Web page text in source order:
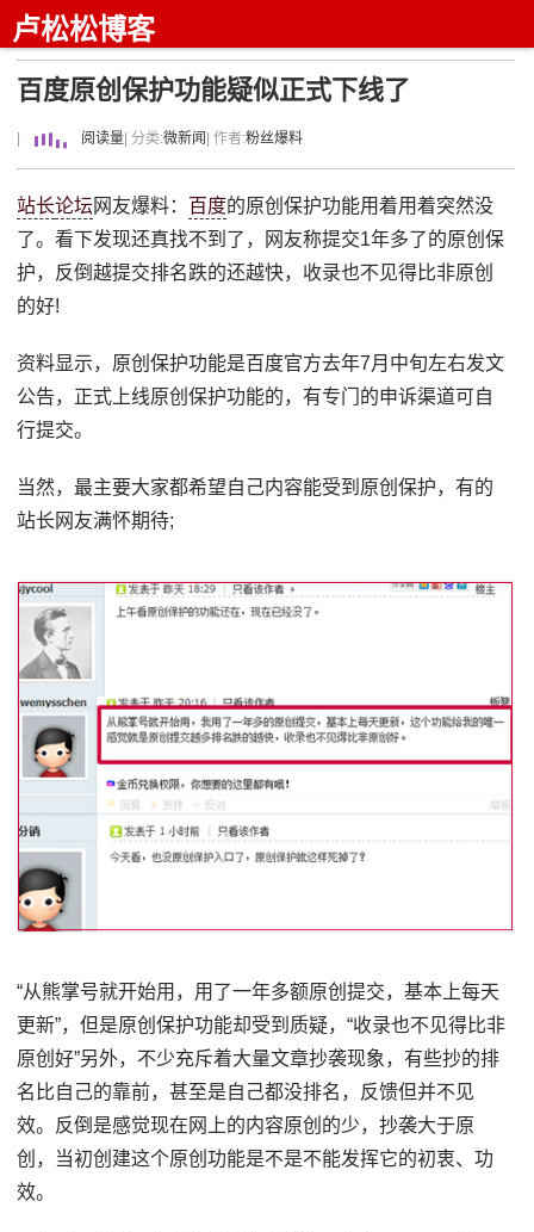
卢松松博客
百度原创保护功能疑似正式下线了
阅读量 | 分类:微新闻 | 作者:粉丝爆料
站长论坛网友爆料： 百度的原创保护功能用着用着突然没
了。看下发现还真找不到了，网友称提交1年多了的原创保
护，反倒越提交排名跌的还越快，收录也不见得比非原创
的好!
资料显示，原创保护功能是百度官方去年7月中旬左右发文
公告，正式上线原创保护功能的，有专门的申诉渠道可自
行提交。
当然，最主要大家都希望自己内容能受到原创保护，有的
站长网友满怀期待;
“从熊掌号就开始用，用了一年多额原创提交，基本上每天
更新”，但是原创保护功能却受到质疑，“收录也不见得比非
原创好”另外，不少充斥着大量文章抄袭现象，有些抄的排
名比自己的靠前，甚至是自己都没排名，反馈但并不见
效。反倒是感觉现在网上的内容原创的少，抄袭大于原
创，当初创建这个原创功能是不是不能发挥它的初衷、功
效。